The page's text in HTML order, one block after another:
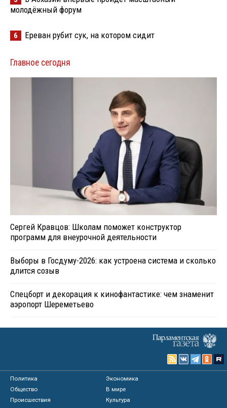
молодёжный форум
6 Ереван рубит сук, на котором сидит
Главное сегодня
Сергей Кравцов: Школам поможет конструктор
программ для внеурочной деятельности
Выборы в Госдуму-2026: как устроена система и сколько
длится созыв
Спецборт и декорация к кинофантастике: чем знаменит
аэропорт Шереметьево
Политика
Экономика
Общество
В мире
Происшествия
Культура